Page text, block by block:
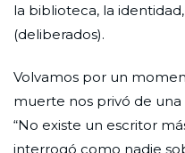
la biblioteca, la
(deliberados).
Volvamos por un
muerte nos privó de una
“No existe un escritor
interrogó como nadie